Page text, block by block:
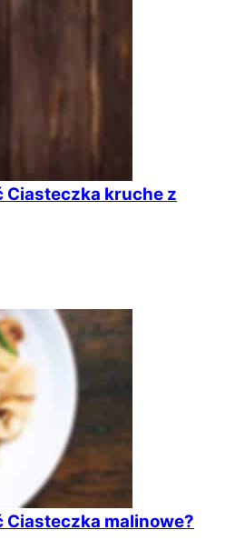
kruche z
malinowe?